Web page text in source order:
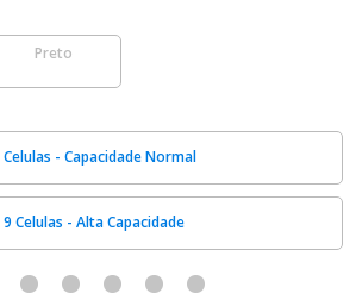
Preto
Celulas - Capacidade Normal
9 Celulas - Alta Capacidade